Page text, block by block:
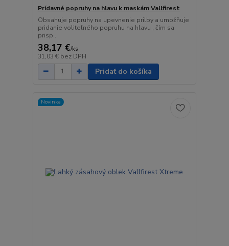
Prídavné popruhy na hlavu k maskám Vallfirest
Obsahuje popruhy na upevnenie prilby a umožňuje
pridanie voliteľného popruhu na hlavu , čím sa
prisp...
38,17 €/ks
31,03 € bez DPH
Pridať do košíka
Novinka